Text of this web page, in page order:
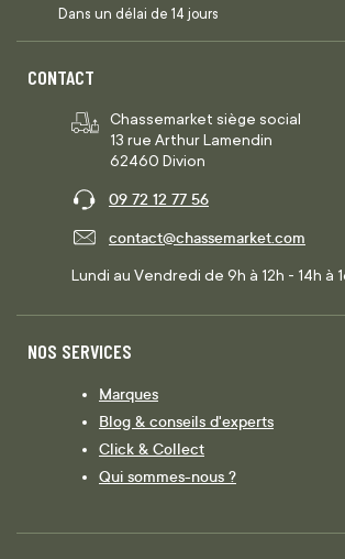
Dans un délai de 14 jours
CONTACT
Chassemarket siège social
13 rue Arthur Lamendin
62460 Divion
09 72 12 77 56
contact@chassemarket.com
Lundi au Vendredi de 9h à 12h - 14h à
NOS SERVICES
Marques
Blog & conseils d'experts
Click & Collect
Qui sommes-nous ?